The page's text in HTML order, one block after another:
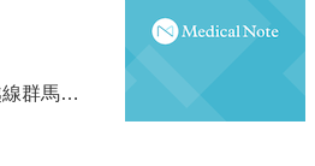
ＪＲ高崎駅より国道４０６号５ｋｍ ＪＲ信越線群馬八幡駅より徒歩１５分 群馬バス引間バス停（高崎駅発里見経由室田行き）徒歩２分